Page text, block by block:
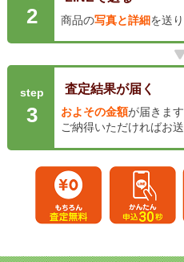
2 商品の写真と詳細を送り
step
3
査定結果が届く
およその金額が届きます
ご納得いただければお送